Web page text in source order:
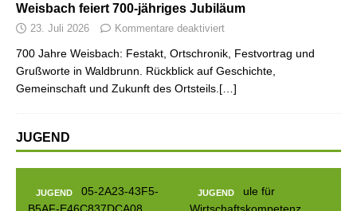
Weisbach feiert 700-jähriges Jubiläum
23. Juli 2026 Kommentare deaktiviert
700 Jahre Weisbach: Festakt, Ortschronik, Festvortrag und
Grußworte in Waldbrunn. Rückblick auf Geschichte,
Gemeinschaft und Zukunft des Ortsteils.[…]
JUGEND
JUGEND JUGEND